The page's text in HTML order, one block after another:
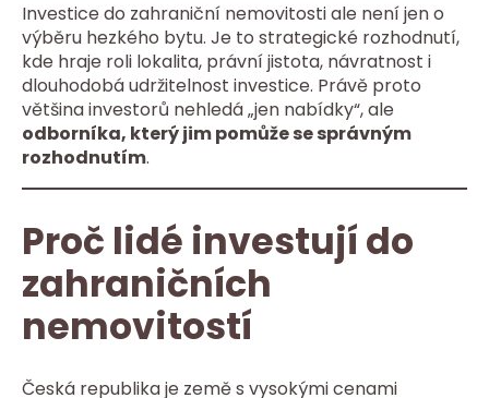
Investice do zahraniční nemovitosti ale není jen o
výběru hezkého bytu. Je to strategické rozhodnutí,
kde hraje roli lokalita, právní jistota, návratnost i
dlouhodobá udržitelnost investice. Právě proto
většina investorů nehledá „jen nabídky“, ale
odborníka, který jim pomůže se správným
rozhodnutím.
Proč lidé investují do
zahraničních
nemovitostí
Česká republika je země s vysokými cenami